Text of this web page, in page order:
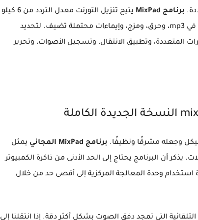
برنامج MixPad
يتيح تنزيل التورنت معدل التردد من 6 كيلو
هرتز إلى 96 كيلو هرتز. هناك تحويل دفق محتمل في mp3، وحرق، ومزج، وإيماءات محتملة تضيف. لتحديد
المتعددة، وتطبيق الانتقال، وتسجيل الأصوات، وتحرير
وجعله مشرقًا ونظيفًا. برنامج MixPad المجاني
يمثل
أن البرنامج يحتاج إلى الحد الأدنى من ذاكرة الكمبيوتر
استخدام وحدة المعالجة المركزية إلى أقصى حد من خلال
التي تمجد دفق الصوت بشكل أكثر دقة. إذا انتقلنا إلى